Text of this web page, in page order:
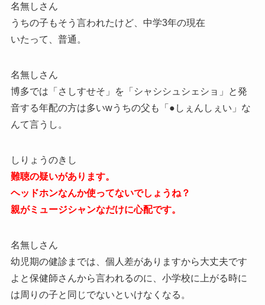
名無しさん
うちの子もそう言われたけど、中学3年の現在
いたって、普通。
名無しさん
博多では「さしすせそ」を「シャシシュシェショ」と発
音する年配の方は多いwうちの父も「●しぇんしぇい」な
んて言うし。
しりょうのきし
難聴の疑いがあります。
ヘッドホンなんか使ってないでしょうね？
親がミュージシャンなだけに心配です。
名無しさん
幼児期の健診までは、個人差がありますから大丈夫です
よと保健師さんから言われるのに、小学校に上がる時に
は周りの子と同じでないといけなくなる。